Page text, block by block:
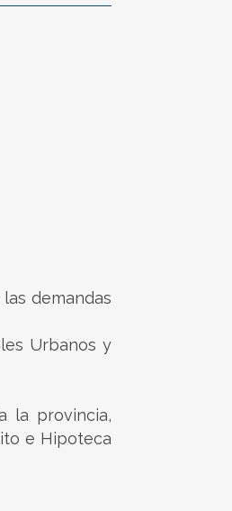
demandas
Urbanos y
la provincia,
e Hipoteca